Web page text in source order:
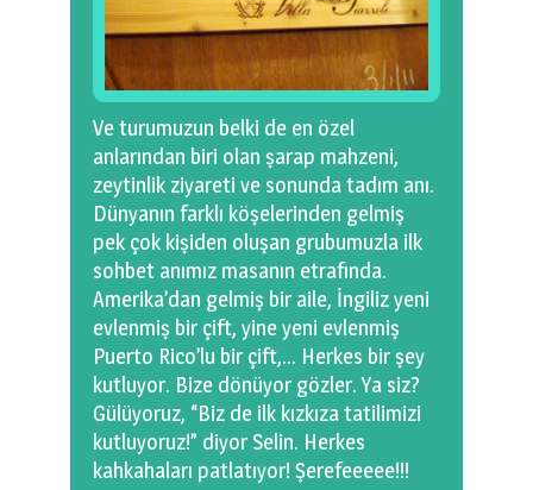
Ve turumuzun belki de en özel
anlarından biri olan şarap mahzeni,
zeytinlik ziyareti ve sonunda tadım anı.
Dünyanın farklı köşelerinden gelmiş
pek çok kişiden oluşan grubumuzla ilk
sohbet anımız masanın etrafında.
Amerika’dan gelmiş bir aile, İngiliz yeni
evlenmiş bir çift, yine yeni evlenmiş
Puerto Rico’lu bir çift,… Herkes bir şey
kutluyor. Bize dönüyor gözler. Ya siz?
Gülüyoruz, “Biz de ilk kızkıza tatilimizi
kutluyoruz!” diyor Selin. Herkes
kahkahaları patlatıyor! Şerefeeeee!!!